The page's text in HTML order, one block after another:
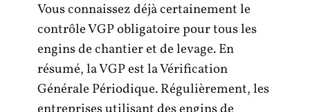
Vous connaissez déjà certainement le
contrôle VGP obligatoire pour tous les
engins de chantier et de levage. En
résumé, la VGP est la Vérification
Générale Périodique. Régulièrement, les